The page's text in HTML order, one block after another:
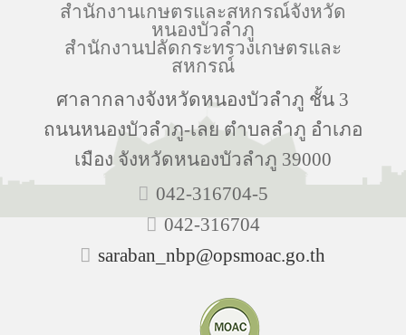
สำนักงานเกษตรและสหกรณ์จังหวัด
หนองบัวลำภู
สำนักงานปลัดกระทรวงเกษตรและ
สหกรณ์
ศาลากลางจังหวัดหนองบัวลำภู ชั้น 3
ถนนหนองบัวลำภู-เลย ตำบลลำภู อำเภอ
เมือง จังหวัดหนองบัวลำภู 39000
042-316704-5
042-316704
saraban_nbp@opsmoac.go.th